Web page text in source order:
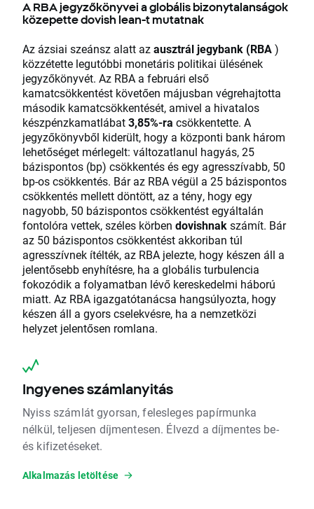
A RBA jegyzőkönyvei a globális bizonytalanságok
közepette dovish lean-t mutatnak
Az ázsiai szeánsz alatt azausztrál jegybank (RBA)
közzétette legutóbbi monetáris politikai ülésének
jegyzőkönyvét. Az RBA a februári első
kamatcsökkentést követően májusban végrehajtotta
második kamatcsökkentését, amivel a hivatalos
készpénzkamatlábat3,85%-ra csökkentette. A
jegyzőkönyvből kiderült, hogy a központi bank három
lehetőséget mérlegelt: változatlanul hagyás, 25
bázispontos (bp) csökkentés és egy agresszívabb, 50
bp-os csökkentés. Bár az RBA végül a 25 bázispontos
csökkentés mellett döntött, az a tény, hogy egy
nagyobb, 50 bázispontos csökkentést egyáltalán
fontolóra vettek, széles körben dovishnakszámít. Bár
az 50 bázispontos csökkentést akkoriban túl
agresszívnek ítélték, az RBA jelezte, hogy készen áll a
jelentősebb enyhítésre, ha a globális turbulencia
fokozódik a folyamatban lévő kereskedelmi háború
miatt. Az RBA igazgatótanácsa hangsúlyozta, hogy
készen áll a gyors cselekvésre, ha a nemzetközi
helyzet jelentősen romlana.
Ingyenes számlanyitás
Nyiss számlát gyorsan, felesleges papírmunka
nélkül, teljesen díjmentesen. Élvezd a díjmentes be-
és kifizetéseket.
Alkalmazás letöltése